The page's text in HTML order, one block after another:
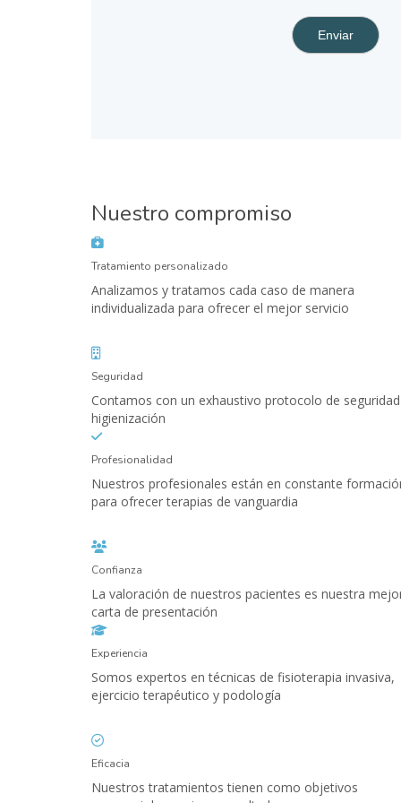
Nuestro compromiso
Tratamiento personalizado
Analizamos y tratamos cada caso de manera
individualizada para ofrecer el mejor servicio
Seguridad
Contamos con un exhaustivo protocolo de
higienización
Profesionalidad
Nuestros profesionales están en constante
para ofrecer terapias de vanguardia
Confianza
La valoración de nuestros pacientes es nuestra
carta de presentación
Experiencia
Somos expertos en técnicas de fisioterapia invasiva,
ejercicio terapéutico y podología
Eficacia
Nuestros tratamientos tienen como objetivos